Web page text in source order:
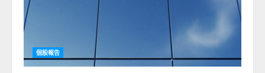
個股報告